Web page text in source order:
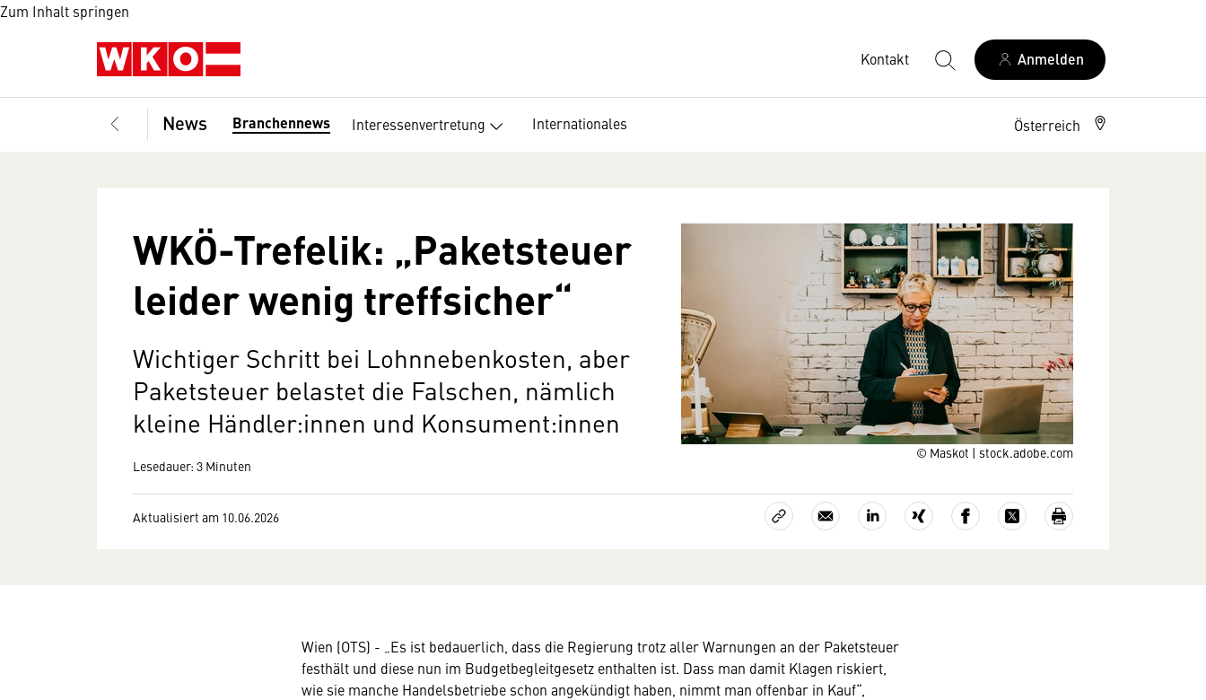
Zum Inhalt springen
Kontakt Anmelden
News Branchennews Interessenvertretung Internationales Österreich
© Maskot | stock.adobe.com
WKÖ-Trefelik: „Paketsteuer
leider wenig treffsicher“
Wichtiger Schritt bei Lohnnebenkosten, aber
Paketsteuer belastet die Falschen, nämlich
kleine Händler:innen und Konsument:innen
Lesedauer: 3 Minuten
Aktualisiert am 10.06.2026
Wien (OTS) - „Es ist bedauerlich, dass die Regierung trotz aller Warnungen an der Paketsteuer
festhält und diese nun im Budgetbegleitgesetz enthalten ist. Dass man damit Klagen riskiert,
wie sie manche Handelsbetriebe schon angekündigt haben, nimmt man offenbar in Kauf“,